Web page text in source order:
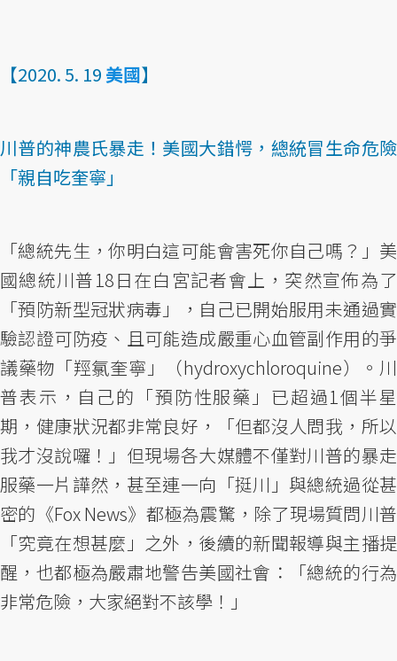
【2020. 5. 19 美國】
川普的神農氏暴走！美國大錯愕，總統冒生命危險
「親自吃奎寧」
「總統先生，你明白這可能會害死你自己嗎？」美
國總統川普18日在白宮記者會上，突然宣佈為了
「預防新型冠狀病毒」，自己已開始服用未通過實
驗認證可防疫、且可能造成嚴重心血管副作用的爭
議藥物「羥氯奎寧」（hydroxychloroquine）。川
普表示，自己的「預防性服藥」已超過1個半星
期，健康狀況都非常良好，「但都沒人問我，所以
我才沒說囉！」但現場各大媒體不僅對川普的暴走
服藥一片譁然，甚至連一向「挺川」與總統過從甚
密的《Fox News》都極為震驚，除了現場質問川普
「究竟在想甚麼」之外，後續的新聞報導與主播提
醒，也都極為嚴肅地警告美國社會：「總統的行為
非常危險，大家絕對不該學！」